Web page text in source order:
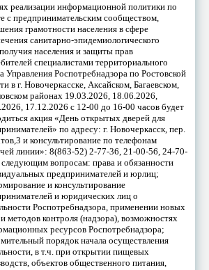
реализации информационной политики по
с предпринимательским сообществом,
грамотности населения в сфере
санитарно-эпидемиологического
населения и защиты прав
специалистами территориального
Управления Роспотребнадзора по Ростовской
в г. Новочеркасске, Аксайском, Багаевском,
районах 19.03.2026, 18.06.2026,
17.12.2026 с 12-00 до 16-00 часов будет
акция «День открытых дверей для
по адресу: г. Новочеркасск, пер.
и консультирование по телефонам
линии»: 8(863-52) 2-77-36, 21-00-56, 24-70-
вопросам: права и обязанности
предпринимателей и юрлиц;
и консультирование
и юридических лиц о
Роспотребнадзора, применении новых
методов контроля (надзора), возможностях
ресурсов Роспотребнадзора;
порядок начала осуществления
в т.ч. при открытии пищевых
объектов общественного питания,